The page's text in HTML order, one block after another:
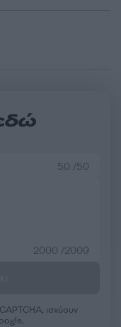
50 /50
2000 /2000
ισχύουν